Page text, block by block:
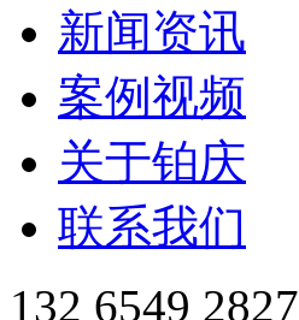
新闻资讯
案例视频
关于铂庆
联系我们
132 6549 2827